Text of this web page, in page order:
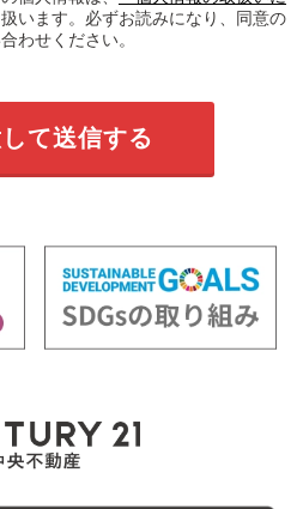
います。必ずお読みになり、同意の
わせください。
て送信する